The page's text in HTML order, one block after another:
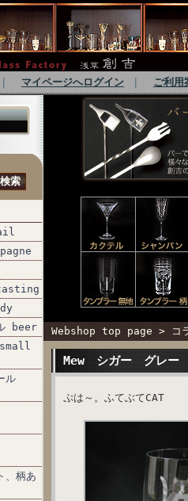
マイページへログイン ご利用
tasting
beer
small
ル
、柄あ
Webshop top page > コ
Mew シガー グレー
ぷは～。ふてぶてCAT